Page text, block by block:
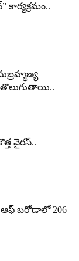
కార్యక్రమం..
వైరస్..
ఆఫ్‌ బరోడాలో 206